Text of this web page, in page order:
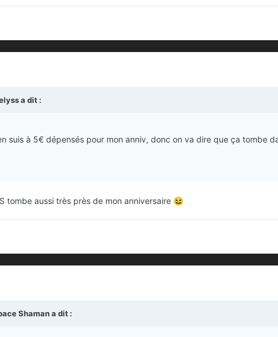
a dit :
suis à 5€ dépensés pour mon anniv, donc on va dire que ça tombe
tombe aussi très près de mon anniversaire 😆
Shamana dit :